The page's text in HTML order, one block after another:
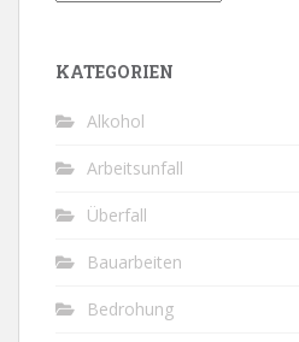
KATEGORIEN
Alkohol
Arbeitsunfall
Überfall
Bauarbeiten
Bedrohung